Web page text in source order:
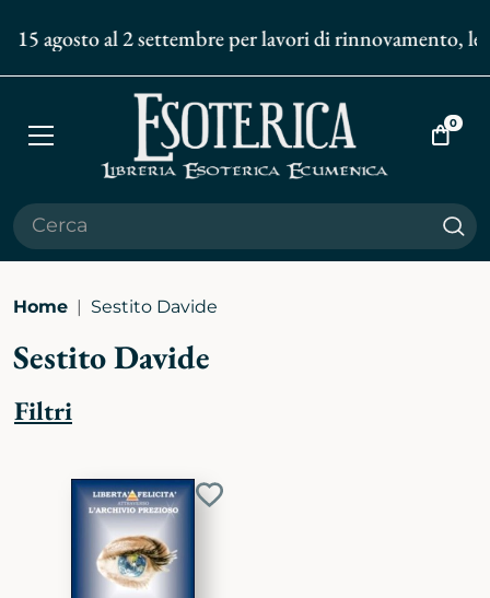
15 agosto al 2 settembre per lavori di rinnovamento,
Apri
Vai
0
Home Sestito Davide
Sestito Davide
Filtri
Aggiungi